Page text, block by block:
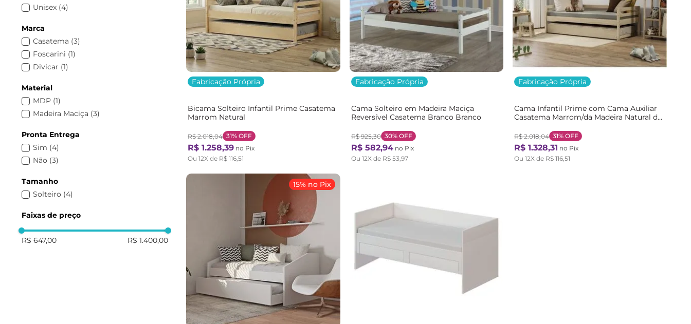
Unisex (4)
Marca
Casatema (3)
Foscarini (1)
Divicar (1)
Material
MDP (1)
Madeira Maciça (3)
Pronta Entrega
Sim (4)
Não (3)
Tamanho
Solteiro (4)
Faixas de preço
R$ 647,00 R$ 1.400,00
Fabricação Própria
Bicama Solteiro Infantil Prime Casatema
Marrom Natural
R$ 2.018,04 31% OFF
R$ 1.258,39 no Pix
Ou 12X de R$ 116,51
Fabricação Própria
Cama Solteiro em Madeira Maciça
Reversível Casatema Branco Branco
R$ 925,30 30%OFF
R$ 582,94no Pix
Ou 12X de R$ 53,97
Fabricação Própria
Cama Infantil Prime com Cama Auxiliar
Casatema Marrom/da Madeira Natural da
R$ 2.018,04 31% OFF
R$ 1.328,31 no Pix
Ou12X de R$ 116,51
15% no Pix